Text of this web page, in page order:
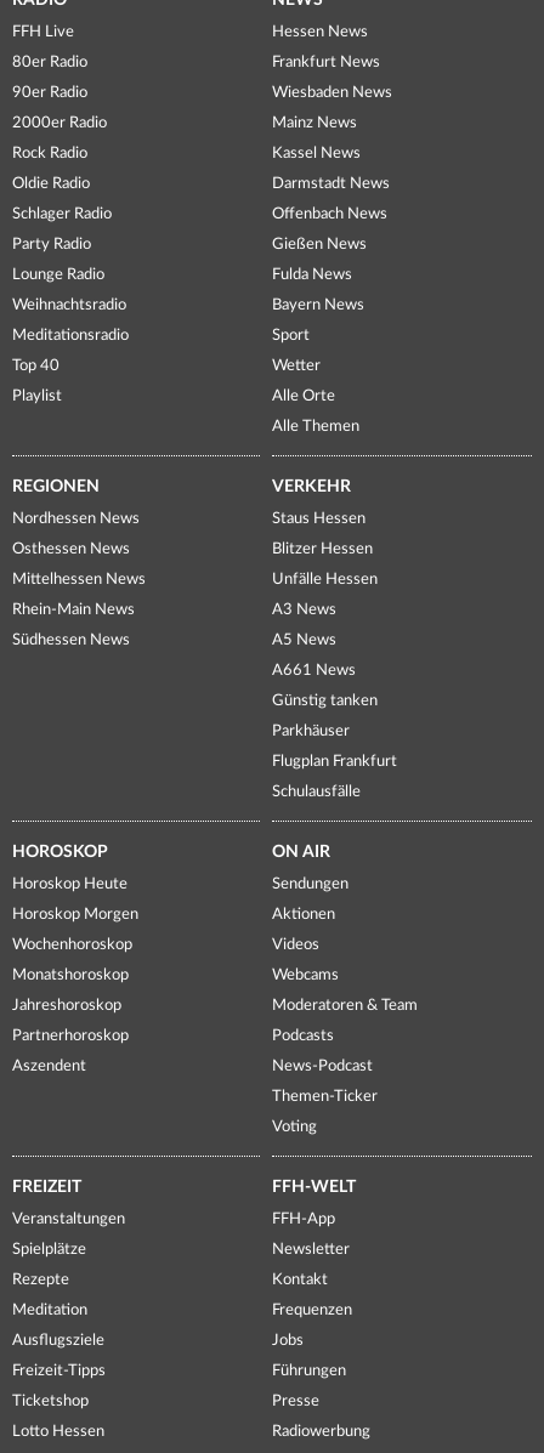
FFH Live
80er Radio
90er Radio
2000er Radio
Rock Radio
Oldie Radio
Schlager Radio
Party Radio
Lounge Radio
Weihnachtsradio
Meditationsradio
Top 40
Playlist
Hessen News
Frankfurt News
Wiesbaden News
Mainz News
Kassel News
Darmstadt News
Offenbach News
Gießen News
Fulda News
Bayern News
Sport
Wetter
Alle Orte
Alle Themen
REGIONEN
Nordhessen News
Osthessen News
Mittelhessen News
Rhein-Main News
Südhessen News
VERKEHR
Staus Hessen
Blitzer Hessen
Unfälle Hessen
A3 News
A5 News
A661 News
Günstig tanken
Parkhäuser
Flugplan Frankfurt
Schulausfälle
HOROSKOP
Horoskop Heute
Horoskop Morgen
Wochenhoroskop
Monatshoroskop
Jahreshoroskop
Partnerhoroskop
Aszendent
ON AIR
Sendungen
Aktionen
Videos
Webcams
Moderatoren & Team
Podcasts
News-Podcast
Themen-Ticker
Voting
FREIZEIT
Veranstaltungen
Spielplätze
Rezepte
Meditation
Ausflugsziele
Freizeit-Tipps
Ticketshop
Lotto Hessen
FFH-WELT
FFH-App
Newsletter
Kontakt
Frequenzen
Jobs
Führungen
Presse
Radiowerbung